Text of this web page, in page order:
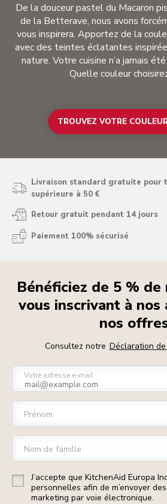
De la douceur pastel du Macaron
de la Betterave, nous avons
vous inspirera. Apportez de la
avec des teintes éclatantes
nature. Votre cuisine n’a jamais
Quelle couleur
TROUVEZ VOTRE
Livraison standard gratuite pour
supérieure à 50 €
Retour gratuit pendant 14 jours
Paiement 100% sécurisé
Bénéficiez de 5 %
vous inscrivant à
nos
Consultez notre Déclaration
Votre adresse e-mail
Prénom
Nom de famille
J’accepte que KitchenAid Europa
personnelles afin de m’envoyer
marketing par voie électronique.